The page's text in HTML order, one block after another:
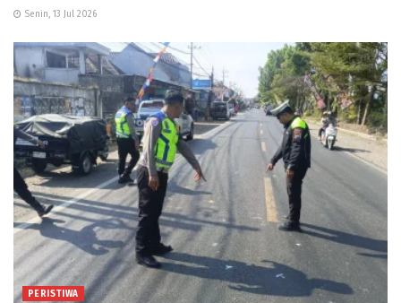
Senin, 13 Jul 2026
PERISTIWA